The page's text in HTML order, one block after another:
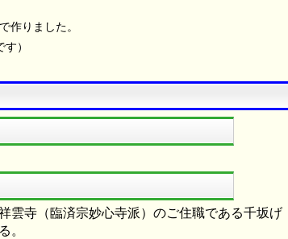
で作りました。
）
雲寺（臨済宗妙心寺派）のご住職である千坂げ
。